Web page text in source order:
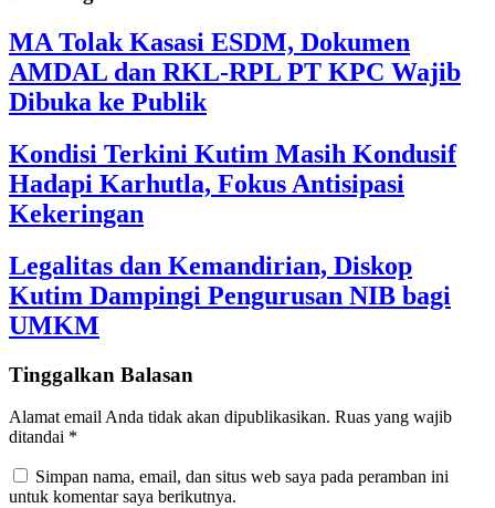
MA Tolak Kasasi ESDM, Dokumen
AMDAL dan RKL-RPL PT KPC Wajib
Dibuka ke Publik
Kondisi Terkini Kutim Masih Kondusif
Hadapi Karhutla, Fokus Antisipasi
Kekeringan
Legalitas dan Kemandirian, Diskop
Kutim Dampingi Pengurusan NIB bagi
UMKM
Tinggalkan Balasan
Alamat email Anda tidak akan dipublikasikan. Ruas yang wajib
ditandai *
Simpan nama, email, dan situs web saya pada peramban ini
untuk komentar saya berikutnya.